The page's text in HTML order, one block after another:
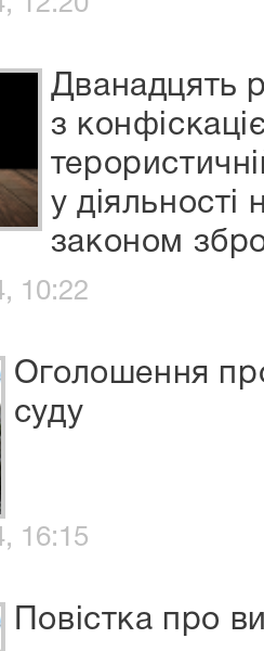
Дванадцять
з
у діяльності
законом
10:22
Оголошення
суду
16:15
Повістка про